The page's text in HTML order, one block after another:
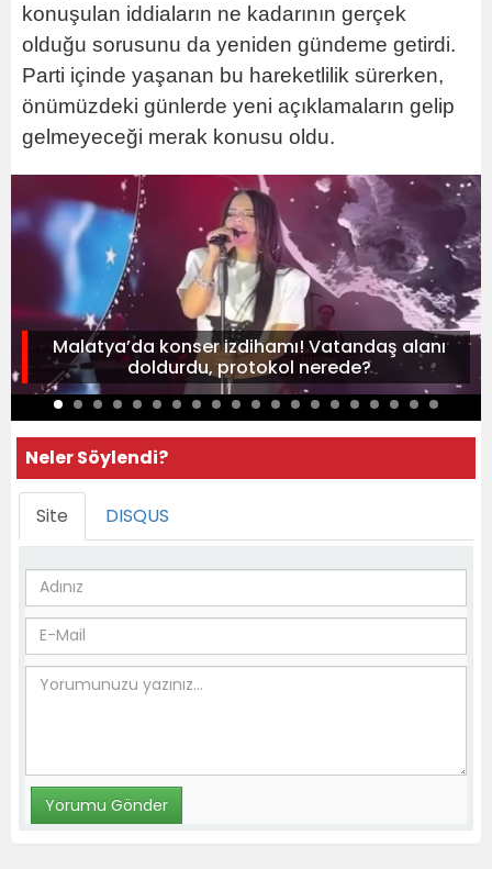
konuşulan iddiaların ne kadarının gerçek
olduğu sorusunu da yeniden gündeme getirdi.
Parti içinde yaşanan bu hareketlilik sürerken,
önümüzdeki günlerde yeni açıklamaların gelip
gelmeyeceği merak konusu oldu.
Malatya’da konser izdihamı! Vatandaş alanı
doldurdu, protokol nerede?
Neler Söylendi?
Site DISQUS